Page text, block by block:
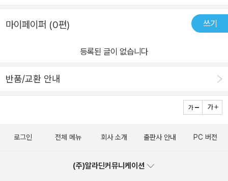
마이페이퍼 (0편) 쓰기
등록된 글이 없습니다
반품/교환 안내
로그인 전체 메뉴 회사 소개 출판사 안내 PC 버전
(주)알라딘커뮤니케이션